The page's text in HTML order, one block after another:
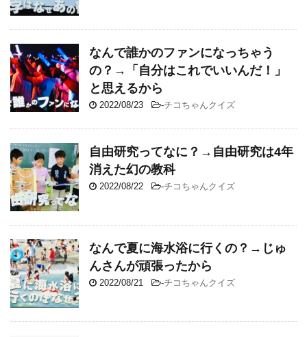
なんで誰かのファンになっちゃう
の？→「自分はこれでいいんだ！」
と思えるから
2022/08/23 -チコちゃんクイズ
自由研究ってなに？→自由研究は4年
消えた幻の教科
2022/08/22 -チコちゃんクイズ
なんで夏に海水浴に行くの？→じゅ
んさんが頑張ったから
2022/08/21 -チコちゃんクイズ